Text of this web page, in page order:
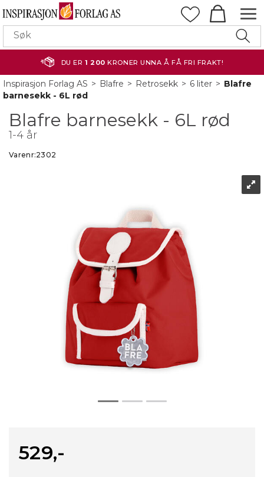
DU ER1 200 KRONER UNNA Å FÅ FRI FRAKT!
Inspirasjon Forlag AS> Blafre> Retrosekk>6 liter>Blafre
barnesekk - 6L rød
Blafre barnesekk - 6L rød
1-4 år
Varenr:2302
529,-